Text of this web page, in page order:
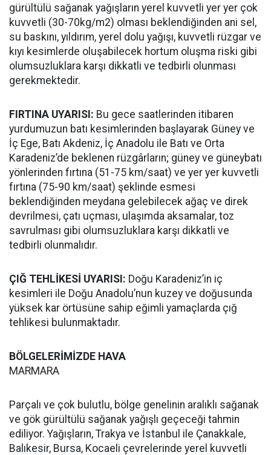
gürültülü sağanak yağışların yerel kuvvetli yer yer çok
kuvvetli (30-70kg/m2) olması beklendiğinden ani sel,
su baskını, yıldırım, yerel dolu yağışı, kuvvetli rüzgar ve
kıyı kesimlerde oluşabilecek hortum oluşma riski gibi
olumsuzluklara karşı dikkatli ve tedbirli olunması
gerekmektedir.
FIRTINA UYARISI: Bu gece saatlerinden itibaren
yurdumuzun batı kesimlerinden başlayarak Güney ve
İç Ege, Batı Akdeniz, İç Anadolu ile Batı ve Orta
Karadeniz’de beklenen rüzgârların; güney ve güneybatı
yönlerinden fırtına (51-75 km/saat) ve yer yer kuvvetli
fırtına (75-90 km/saat) şeklinde esmesi
beklendiğinden meydana gelebilecek ağaç ve direk
devrilmesi, çatı uçması, ulaşımda aksamalar, toz
savrulması gibi olumsuzluklara karşı dikkatli ve
tedbirli olunmalıdır.
ÇIĞ TEHLİKESİ UYARISI: Doğu Karadeniz’in iç
kesimleri ile Doğu Anadolu’nun kuzey ve doğusunda
yüksek kar örtüsüne sahip eğimli yamaçlarda çığ
tehlikesi bulunmaktadır.
BÖLGELERİMİZDE HAVA
MARMARA
Parçalı ve çok bulutlu, bölge genelinin aralıklı sağanak
ve gök gürültülü sağanak yağışlı geçeceği tahmin
ediliyor. Yağışların, Trakya ve İstanbul ile Çanakkale,
Balıkesir, Bursa, Kocaeli çevrelerinde yerel kuvvetli